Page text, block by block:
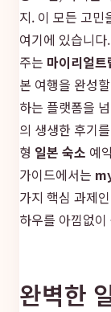
지. 이 모든 고민
여기에 있습니
주는 마이리얼트
본 여행을 완성
하는 플랫폼을
의 생생한 후기
형 일본 숙소 예
가이드에서는
가지 핵심 과제
하우를 아낌없
완벽한